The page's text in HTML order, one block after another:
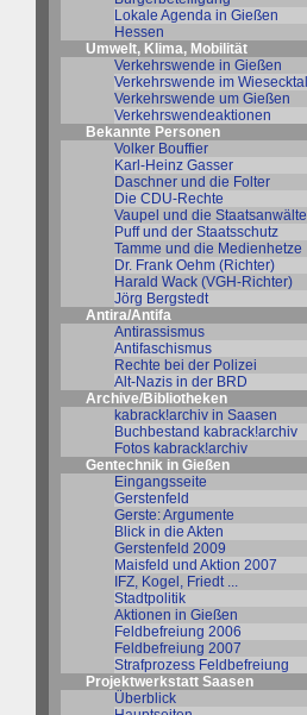
Lokale Agenda in Gießen
Hessen
Umwelt, Klima, Mobilität
Verkehrswende in Gießen
Verkehrswende im Wiesecktal
Verkehrswende um Gießen
Verkehrswendeaktionen
Bekannte Personen
Volker Bouffier
Karl-Heinz Gasser
Daschner und die Folter
Die CDU-Rechte
Vaupel und die Staatsanwälte
Puff und der Staatsschutz
Tamme und die Medienhetze
Dr. Frank Oehm (Richter)
Harald Wack (VGH-Richter)
Jörg Bergstedt
Antira/Antifa
Antirassismus
Antifaschismus
Rechte bei der Polizei
Alt-Nazis in der BRD
Archive/Bibliotheken
kabrack!archiv in Saasen
Buchbestand kabrack!archiv
Fotos kabrack!archiv
Gentechnik in Gießen
Eingangsseite
Gerstenfeld
Gerste: Argumente
Blick in die Akten
Gerstenfeld 2009
Maisfeld und Aktion 2007
IFZ, Kogel, Friedt ...
Stadtpolitik
Aktionen in Gießen
Feldbefreiung 2006
Feldbefreiung 2007
Strafprozess Feldbefreiung
Projektwerkstatt Saasen
Überblick